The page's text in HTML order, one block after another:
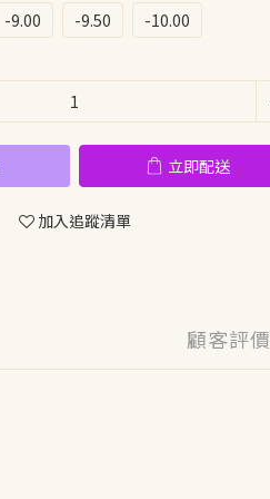
-9.00 -9.50 -10.00
立即配送
加入追蹤清單
顧客評價